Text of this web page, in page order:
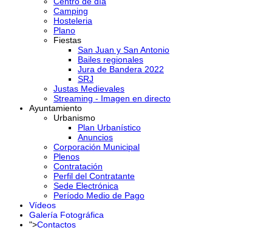
Camping
Hosteleria
Plano
Fiestas
San Juan y San Antonio
Bailes regionales
Jura de Bandera 2022
SRJ
Justas Medievales
Streaming - Imagen en directo
Ayuntamiento
Urbanismo
Plan Urbanístico
Anuncios
Corporación Municipal
Plenos
Contratación
Perfil del Contratante
Sede Electrónica
Período Medio de Pago
Vídeos
Galería Fotográfica
">Contactos